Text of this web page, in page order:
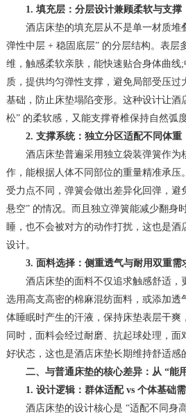
1. 填充层：分层设计兼顾柔软与支撑
酒店床垫的填充层从不是单一材质堆
弹性中层 + 稳固底层” 的分层结构。表层
维，触感柔软亲肤，能快速贴合身体曲线
质，提供均匀弹性支撑，避免局部受压
基础，防止床垫塌陷变形。这种设计让酒
松” 的柔软感，又能支撑脊椎保持自然弧
2. 支撑系统：独立分区适配不同体重
酒店床垫普遍采用独立袋装弹簧作为
作，能根据人体不同部位的重量精准承压
受力点不同，弹簧会做出差异化回弹，避
悬空” 的情况。而且独立弹簧能减少翻身
睡，也不会被对方的动作打扰，这也是酒
设计。
3. 面料选择：侧重透气与耐用双重需
酒店床垫的面料不仅追求触感舒适，
选用高支高密的棉麻混纺面料，或添加透
体睡眠时产生的汗液，保持床垫表层干爽
同时，面料会经过耐磨、抗起球处理，面
好状态，这也是酒店床垫长期维持舒适感
二、与普通床垫的核心差异：从 “能
1. 设计逻辑：群体适配 vs 个体基础
酒店床垫的设计核心是 “适配不同身